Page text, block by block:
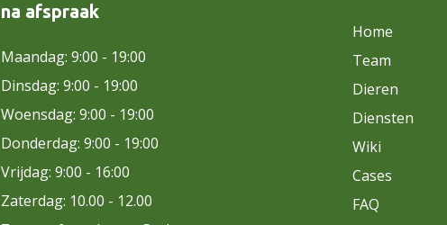
na afspraak
Maandag: 9:00 - 19:00
Dinsdag: 9:00 - 19:00
Woensdag: 9:00 - 19:00
Donderdag: 9:00 - 19:00
Vrijdag: 9:00 - 16:00
Zaterdag: 10.00 - 12.00
Home
Team
Dieren
Diensten
Wiki
Cases
FAQ